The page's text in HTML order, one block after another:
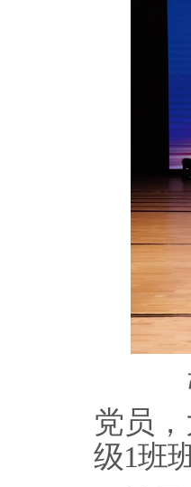
党员
级1班